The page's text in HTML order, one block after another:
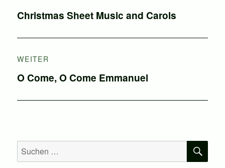
Vorheriger
Christmas Sheet Music and Carols
WEITER
Nächster
O Come, O Come Emmanuel
Suchen
nach: